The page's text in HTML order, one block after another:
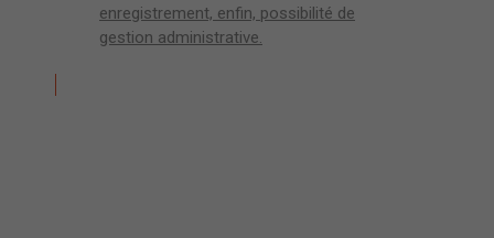
enregistrement, enfin, possibilité de
gestion administrative.